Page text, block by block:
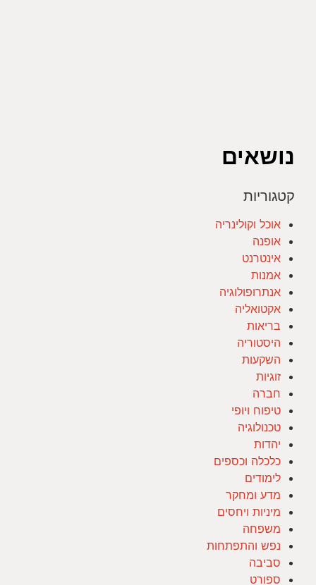
נושאים
קטגוריות
אוכל וקולינריה
אופנה
אינטרנט
אמנות
אנתרופולוגיה
אקטואליה
בריאות
היסטוריה
השקעות
זוגיות
חברה
טיפוח ויופי
טכנולוגיה
יהדות
כלכלה וכספים
לימודים
מדע ומחקר
מיניות ויחסים
משפחה
נפש והתפתחות
סביבה
ספורט